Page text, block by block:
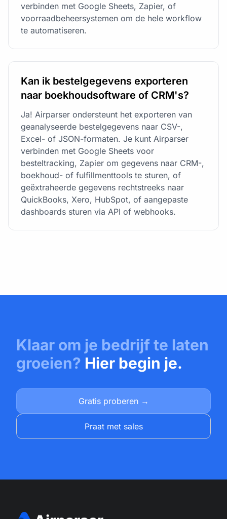
verbinden met Google Sheets, Zapier, of
voorraadbeheersystemen om de hele workflow
te automatiseren.
Kan ik bestelgegevens exporteren
naar boekhoudsoftware of CRM's?
Ja! Airparser ondersteunt het exporteren van
geanalyseerde bestelgegevens naar CSV-,
Excel- of JSON-formaten. Je kunt Airparser
verbinden met Google Sheets voor
besteltracking, Zapier om gegevens naar CRM-,
boekhoud- of fulfillmenttools te sturen, of
geëxtraheerde gegevens rechtstreeks naar
QuickBooks, Xero, HubSpot, of aangepaste
dashboards sturen via API of webhooks.
Klaar om je bedrijf te laten
groeien? Hier begin je.
Gratis proberen →
Praat met sales